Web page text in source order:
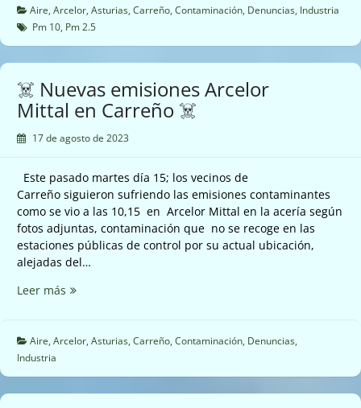
de
Arcelor
Mittal
en
☠️
Aire, Arcelor, Asturias, Carreño, Contaminación, Denuncias, Industria
Pm 10, Pm 2.5
☠️ Nuevas emisiones Arcelor
Mittal en Carreño ☠️
17 de agosto de 2023
Este pasado martes día 15; los vecinos de
Carreño siguieron sufriendo las emisiones contaminantes
como se vio a las 10,15 en Arcelor Mittal en la acería según
fotos adjuntas, contaminación que no se recoge en las
estaciones públicas de control por su actual ubicación,
alejadas del…
Leer más ☠️
Arcelor
en
Carreño
Aire, Arcelor, Asturias, Carreño, Contaminación, Denuncias,
Industria